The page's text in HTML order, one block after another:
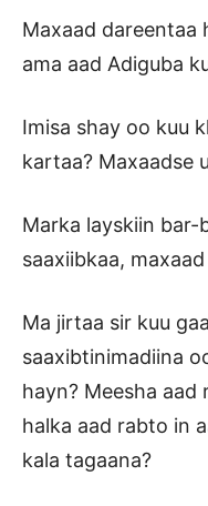
Maxaad dareentaa
ama aad Adiguba
Imisa shay oo kuu
kartaa? Maxaadse
Marka layskiin bar-
saaxiibkaa,
Ma jirtaa sir kuu
saaxibtinimadiina
hayn? Meesha
halka aad rabto in
kala tagaana?